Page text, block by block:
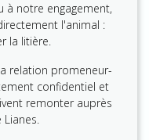
à notre engagement,
l'animal :
la litière.
relation promeneur-
confidentiel et
remonter auprès
Lianes.